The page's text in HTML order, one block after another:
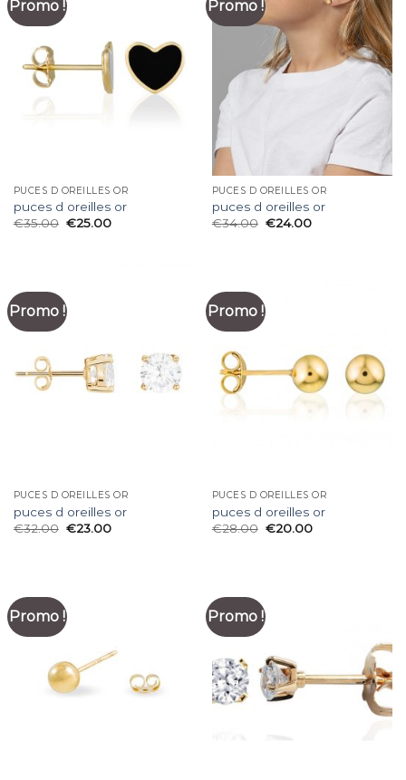
Promo !
PUCES D OREILLES OR
puces d oreilles or
€35.00 €25.00
Promo !
PUCES D OREILLES OR
puces d oreilles or
€34.00 €24.00
Promo !
PUCES D OREILLES OR
puces d oreilles or
€32.00 €23.00
Promo !
PUCES D OREILLES OR
puces d oreilles or
€28.00 €20.00
Promo ! Promo !